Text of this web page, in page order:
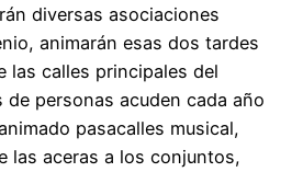
diversas asociaciones
animarán esas dos tardes
las calles principales del
de personas acuden cada año
pasacalles musical,
las aceras a los conjuntos,